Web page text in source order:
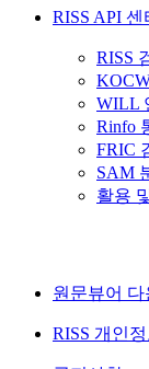
RISS API 센
RISS
WILL
Rinfo
FRIC
SAM
활용
원문뷰어 다
RISS 개인